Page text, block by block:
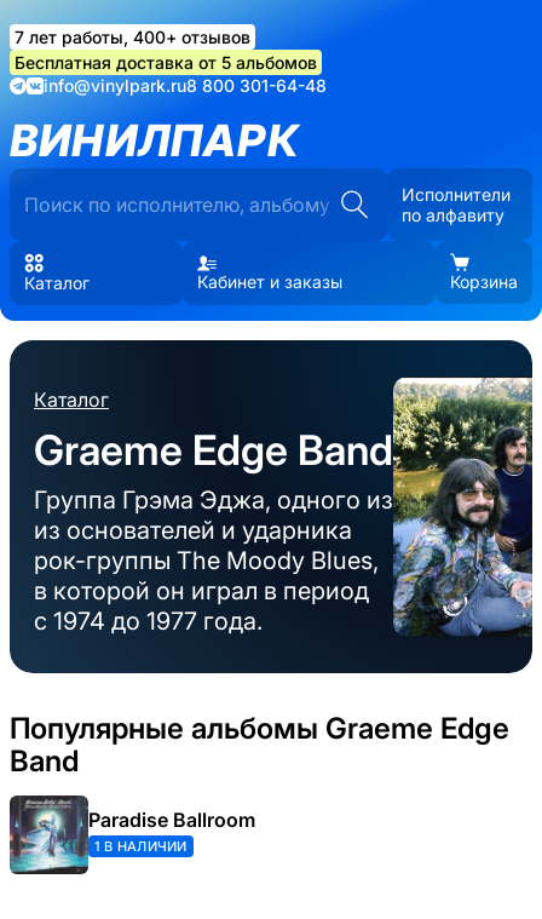
7 лет работы, 400+ отзывов
Бесплатная доставка от 5 альбомов
info@vinylpark.ru8 800 301-64-48
ВИНИЛПАРК
Исполнители
по алфавиту
Каталог Кабинет и заказы Корзина
Каталог
Graeme Edge Band
Группа Грэма Эджа, одного из
из основателей и ударника
рок-группы The Moody Blues,
в которой он играл в период
с 1974 до 1977 года.
Популярные альбомы Graeme Edge
Band
Paradise Ballroom
1 В НАЛИЧИИ